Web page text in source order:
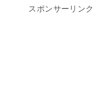
スポンサーリンク